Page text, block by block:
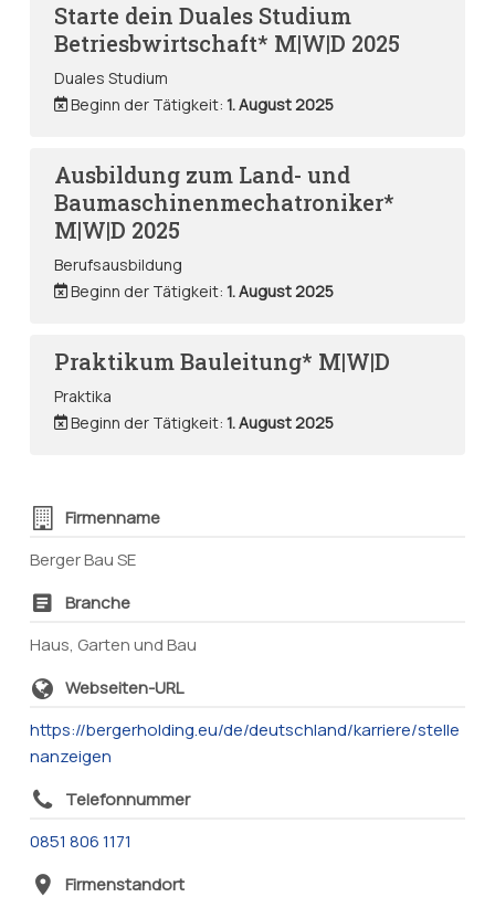
Starte dein Duales Studium
Betriesbwirtschaft* M|W|D 2025
Duales Studium
Beginn der Tätigkeit: 1. August 2025
Ausbildung zum Land- und
Baumaschinenmechatroniker*
M|W|D 2025
Berufsausbildung
Beginn der Tätigkeit: 1. August 2025
Praktikum Bauleitung* M|W|D
Praktika
Beginn der Tätigkeit: 1. August 2025
Firmenname
Berger Bau SE
Branche
Haus, Garten und Bau
Webseiten-URL
https://bergerholding.eu/de/deutschland/karriere/stelle
nanzeigen
Telefonnummer
0851 806 1171
Firmenstandort